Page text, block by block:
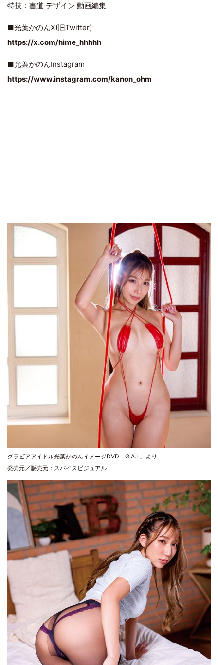
特技：書道 デザイン 動画編集
■光葉かのんX(旧Twitter)
https://x.com/hime_hhhhh
■光葉かのんInstagram
https://www.instagram.com/kanon_ohm
グラビアアイドル光葉かのんイメージDVD「G.A.L」より
発売元／販売元：スパイスビジュアル